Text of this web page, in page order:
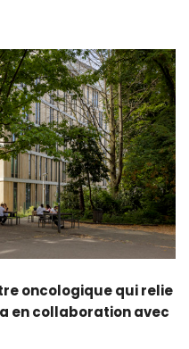
oncologique qui relie
en collaboration avec